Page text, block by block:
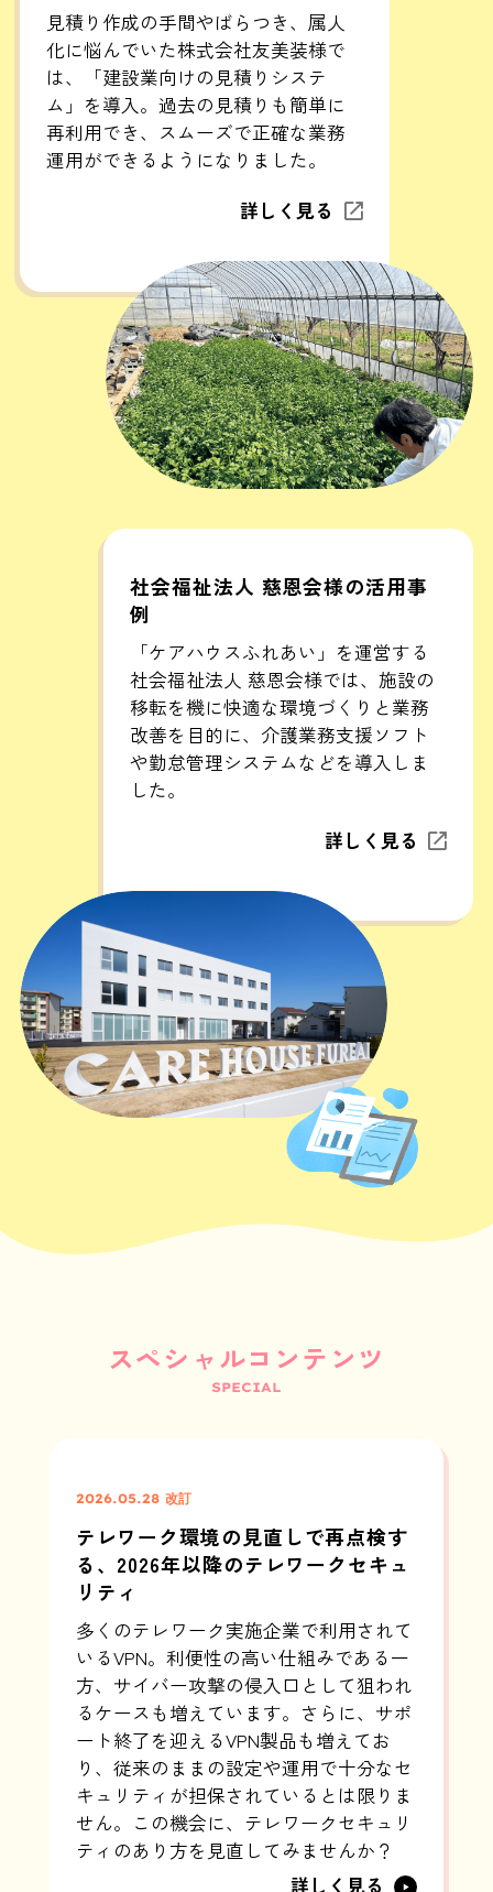
見積り作成の手間やばらつき、属人
化に悩んでいた株式会社友美装様で
は、「建設業向けの見積りシステ
ム」を導入。過去の見積りも簡単に
再利用でき、スムーズで正確な業務
運用ができるようになりました。
詳しく見る
社会福祉法人 慈恩会様の活用事
例
「ケアハウスふれあい」を運営する
社会福祉法人 慈恩会様では、施設の
移転を機に快適な環境づくりと業務
改善を目的に、介護業務支援ソフト
や勤怠管理システムなどを導入しま
した。
詳しく見る
スペシャルコンテンツ
SPECIAL
2026.05.28 改訂
テレワーク環境の見直しで再点検す
る、2026年以降のテレワークセキュ
リティ
多くのテレワーク実施企業で利用されて
いるVPN。利便性の高い仕組みである一
方、サイバー攻撃の侵入口として狙われ
るケースも増えています。さらに、サポ
ート終了を迎えるVPN製品も増えてお
り、従来のままの設定や運用で十分なセ
キュリティが担保されているとは限りま
せん。この機会に、テレワークセキュリ
ティのあり方を見直してみませんか？
詳しく見る